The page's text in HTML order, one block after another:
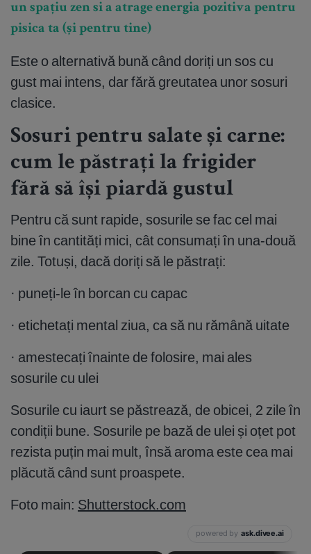
un spațiu zen si a atrage energia pozitiva pentru
pisica ta (și pentru tine)
Este o alternativă bună când doriți un sos cu
gust mai intens, dar fără greutatea unor sosuri
clasice.
Sosuri pentru salate și carne:
cum le păstrați la frigider
fără să își piardă gustul
Pentru că sunt rapide, sosurile se fac cel mai
bine în cantități mici, cât consumați în una-două
zile. Totuși, dacă doriți să le păstrați:
· puneți-le în borcan cu capac
· etichetați mental ziua, ca să nu rămână uitate
· amestecați înainte de folosire, mai ales
sosurile cu ulei
Sosurile cu iaurt se păstrează, de obicei, 2 zile în
condiții bune. Sosurile pe bază de ulei și oțet pot
rezista puțin mai mult, însă aroma este cea mai
plăcută când sunt proaspete.
Foto main: Shutterstock.com